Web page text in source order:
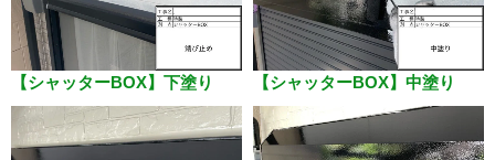
【シャッターBOX】下塗り 【シャッターBOX】中塗り